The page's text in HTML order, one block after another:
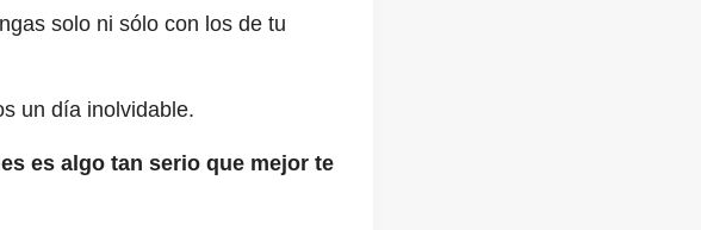
solo ni sólo con los de tu
un día inolvidable.
es algo tan serio que mejor te